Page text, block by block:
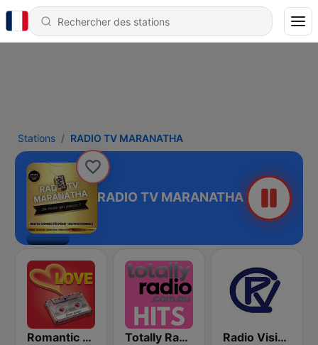
Stations RADIO TV MARANATHA
RADIO TV MARANATHA
Romantic Vibes Totally Radio Hits Radio Visión Cristiana